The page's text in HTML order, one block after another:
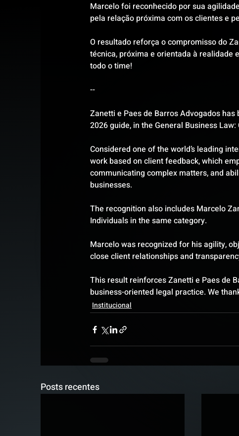
Marcelo foi reconhecido por sua
pela relação próxima com os clientes e
O resultado reforça o compromisso do
técnica, próxima e orientada à realidade
todo o time!
--
Zanetti e Paes de Barros Advogados
2026 guide, in the General Business
Considered one of the world’s leading
work based on client feedback, which
communicating complex matters, and
businesses.
The recognition also includes Marcelo
Individuals in the same category.
Marcelo was recognized for his agility,
close client relationships and
This result reinforces Zanetti e Paes de
business-oriented legal practice. We
Institucional
Posts recentes